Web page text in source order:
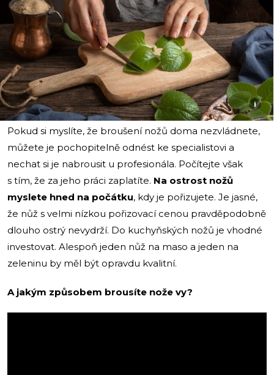
i
Pokud si myslíte, že broušení nožů doma nezvládnete,
můžete je pochopitelně odnést ke specialistovi a
nechat si je nabrousit u profesionála. Počítejte však
s tím, že za jeho práci zaplatíte. Na ostrost nožů
myslete hned na počátku, kdy je pořizujete. Je jasné,
že nůž s velmi nízkou pořizovací cenou pravděpodobně
dlouho ostrý nevydrží. Do kuchyňských nožů je vhodné
investovat. Alespoň jeden nůž na maso a jeden na
zeleninu by měl být opravdu kvalitní.
A jakým způsobem brousíte nože vy?